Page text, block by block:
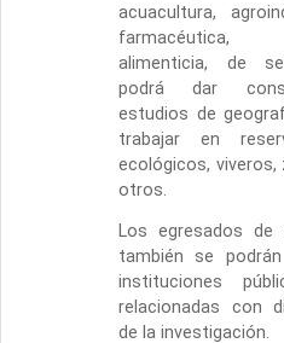
acuacultura,
farmacéutica,
alimenticia, de
podrá dar
estudios de
trabajar en
ecológicos,
otros.
Los egresados
también se
instituciones
relacionadas con
de la investigación.